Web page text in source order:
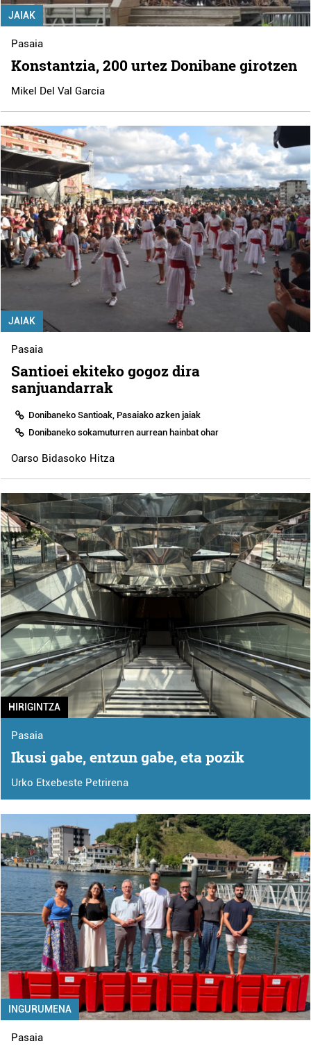
JAIAK
Pasaia
Konstantzia, 200 urtez Donibane girotzen
Mikel Del Val Garcia
JAIAK
Pasaia
Santioei ekiteko gogoz dira
sanjuandarrak
Donibaneko Santioak, Pasaiako azken jaiak
Donibaneko sokamuturren aurrean hainbat ohar
Oarso Bidasoko Hitza
HIRIGINTZA
Pasaia
Ikusi gabe, entzun gabe, eta pozik
Urko Etxebeste Petrirena
INGURUMENA
Pasaia